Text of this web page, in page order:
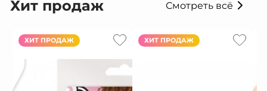
Хит продаж Смотреть всё
ХИТ ПРОДАЖ ХИТ ПРОДАЖ